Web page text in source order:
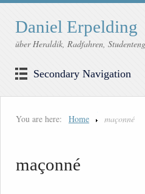
Daniel Erpelding
über Heraldik, Radfahren,
Secondary Navigation
You are here: Home maçonné
maçonné